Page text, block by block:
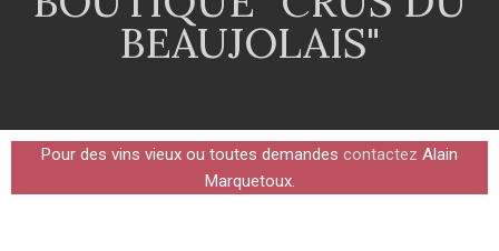
BEAUJOLAIS"
Pour des vins vieux ou toutes demandes contactez Alain
Marquetoux.